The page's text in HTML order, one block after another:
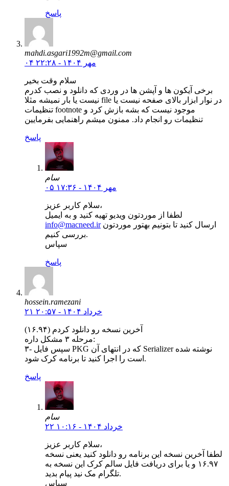
پاسخ
mahdi.asgari1992m@gmail.com
۰۴ مهر ۱۴۰۴ - ۲۲:۲۸
سلام وقت بخیر
برخی آیکون ها و آپشن ها در وردی که دانلود و نصب کدرم
نیست یا بار نمیشه مثلا file در نوار ابزار بالای صفحه نیست یا
تنظیمات footnote موجود نیست که بشه بازش کرد و
تنظیمات رو انجام داد. ممنون میشم راهنمایی بفرمایین
پاسخ
سام
۰۵ مهر ۱۴۰۴ - ۱۷:۳۶
سلام کاربر عزیز،
لطفا از موردتون ویدیو تهیه کنید و به ایمیل
info@macneed.irارسال کنید تا بتونیم بهتور موردتون
بررسی کنیم.
سپاس
پاسخ
hossein.ramezani
۲۱ خرداد ۱۴۰۴ - ۲۰:۵۷
آخرین نسخه رو دانلود کردم (۱۶.۹۴)
مرحله ۳ مشکل داره:
۳- سپس فایل PKG که در انتهای آن Serializer نوشته شده
است را اجرا کنید تا برنامه کرک شود.
پاسخ
سام
۲۲ خرداد ۱۴۰۴ - ۱۰:۱۶
سلام کاربر عزیز،
لطفا آخرین نسخه این برنامه رو دانلود کنید یعنی نسخه
۱۶.۹۷ و یا برای دریافت فایل سالم کرک این نسخه به
تلگرام مک نید پیام بدید.
سپاس